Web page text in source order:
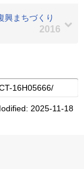
興まちづくり
2016
2025-11-18